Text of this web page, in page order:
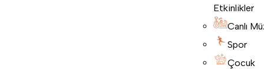
Etkinlikler
Canlı
Spor
Çocuk